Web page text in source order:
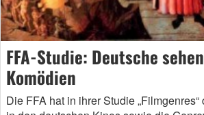
FFA-Studie: Deutsche
Komödien
Die FFA hat in ihrer Studie